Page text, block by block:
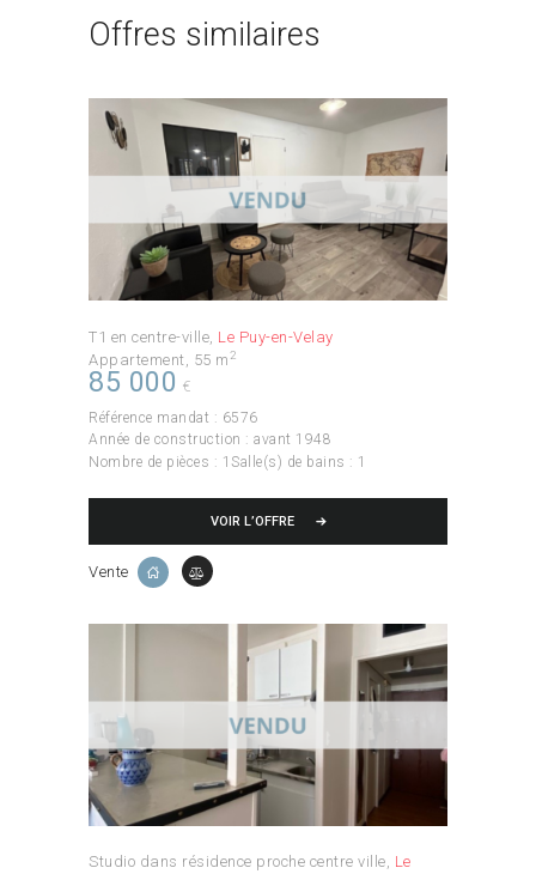
Offres similaires
T1 en centre-ville Le Puy-en-Velay
Appartement 55 m2
85 000 €
Référence mandat : 6576
Année de construction : avant 1948
Nombre de pièces : 1 Salle(s) de bains : 1
VOIR L’OFFRE
Vente
Studio dans résidence proche centre ville Le